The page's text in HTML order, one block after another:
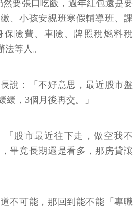
要張口吃飯，過年紅包還是要
、小孩安親班寒假輔導班、課
保險費、車險、牌照稅燃料稅
等人。
說：「不好意思，最近股市盤
緩，3個月後再交。」
「股市最近往下走，做空我不
畢竟長期還是看多，那房貸讓
不可能，那回到能不能「專職